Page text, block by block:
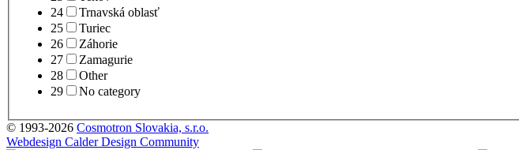
24
Trnavská oblasť
25
Turiec
26
Záhorie
27
Zamagurie
28
Other
29
No category
© 1993-2026 Cosmotron Slovakia, s.r.o.
Webdesign Calder Design Community